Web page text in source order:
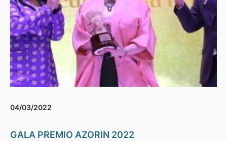
04/03/2022
GALA PREMIO AZORIN 2022